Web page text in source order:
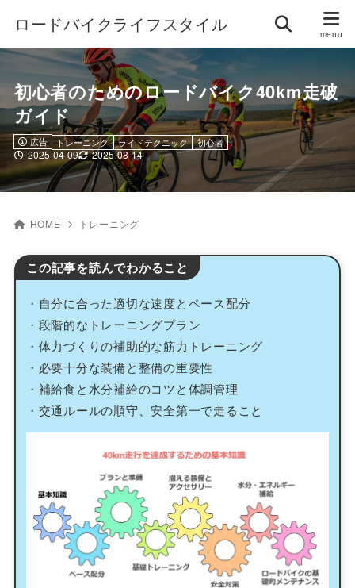
ロードバイクライフスタイル
初心者のためのロードバイク40km走破
ガイド
広告
2025-04-09 2025-08-14
トレーニング ライドテクニック 初心者
HOME トレーニング
この記事を読んでわかること
・自分に合った適切な速度とペース配分
・段階的なトレーニングプラン
・体力づくりの補助的な筋力トレーニング
・必要十分な装備と整備の重要性
・補給食と水分補給のコツと体調管理
・交通ルールの順守、安全第一で走ること